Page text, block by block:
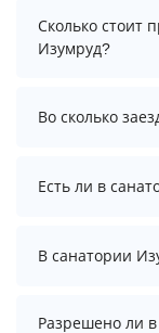
Сколько стоит
Изумруд?
Стоимость
начинается от
Во сколько
Заезд
осуществить до
Есть ли в
В санатории
В санатории
В санатории
Разрешено ли